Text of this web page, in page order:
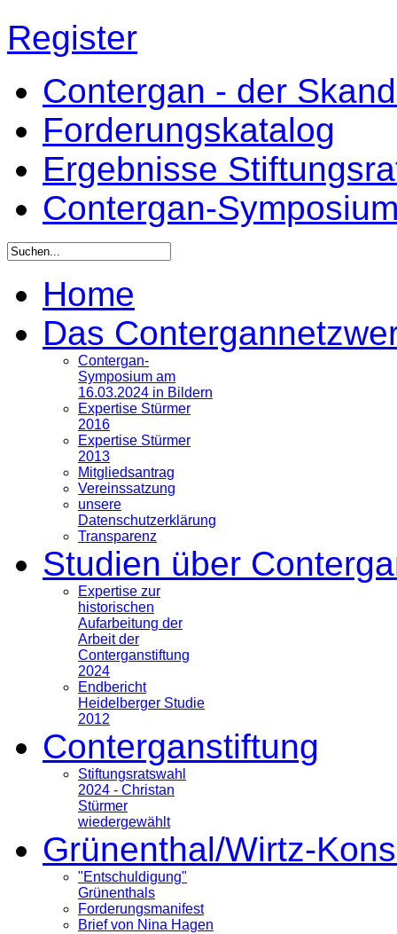
Register
Contergan - der
Forderungskatalog
Ergebnisse
Contergan-
Home
Das
Contergan-
Symposium am
16.03.2024 in Bildern
Expertise Stürmer
2016
Expertise Stürmer
2013
Mitgliedsantrag
Vereinssatzung
unsere
Datenschutzerklärung
Transparenz
Studien über
Expertise zur
historischen
Aufarbeitung der
Arbeit der
Conterganstiftung
2024
Endbericht
Heidelberger Studie
2012
Conterganstiftung
Stiftungsratswahl
2024 - Christan
Stürmer
wiedergewählt
Grünenthal/Wirtz-
"Entschuldigung"
Grünenthals
Forderungsmanifest
Brief von Nina Hagen